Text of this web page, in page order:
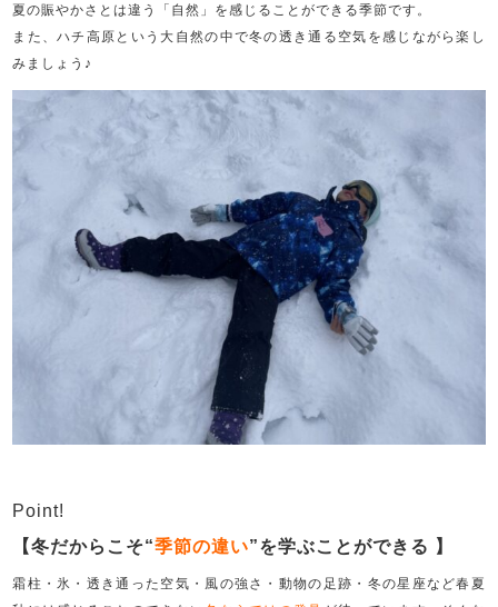
夏の賑やかさとは違う「自然」を感じることができる季節です。
また、ハチ高原という大自然の中で冬の透き通る空気を感じながら楽し
みましょう♪
Point!
【冬だからこそ“季節の違い”を学ぶことができる 】
霜柱・氷・透き通った空気・風の強さ・動物の足跡・冬の星座など春夏